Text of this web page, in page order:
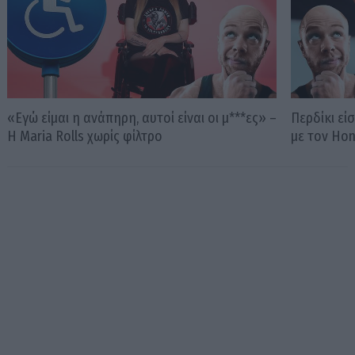
«Εγώ είμαι η ανάπηρη, αυτοί είναι οι μ***ες» –
Η Maria Rolls χωρίς φίλτρο
Περδίκι
με τον